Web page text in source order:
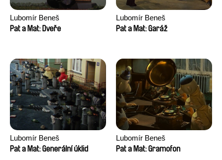
Lubomír Beneš
Pat a Mat: Dveře
Lubomír Beneš
Pat a Mat: Garáž
Lubomír Beneš
Pat a Mat: Generální úklid
Lubomír Beneš
Pat a Mat: Gramofon